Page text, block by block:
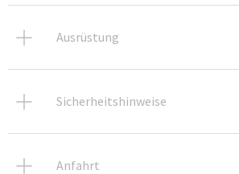
Ausrüstung
Sicherheitshinweise
Anfahrt